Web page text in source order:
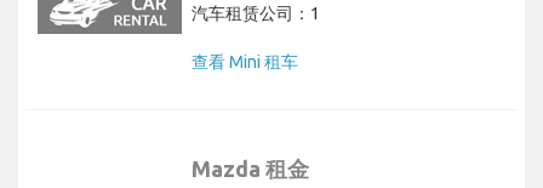
汽车租赁公司：1
查看 Mini 租车
Mazda 租金